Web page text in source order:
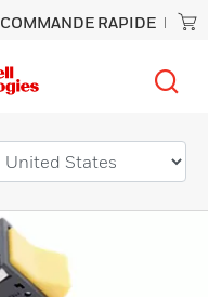
COMMANDE RAPIDE